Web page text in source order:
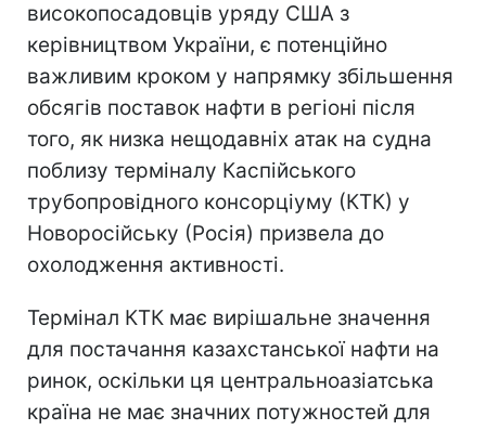
високопосадовців уряду США з
керівництвом України, є потенційно
важливим кроком у напрямку збільшення
обсягів поставок нафти в регіоні після
того, як низка нещодавніх атак на судна
поблизу терміналу Каспійського
трубопровідного консорціуму (КТК) у
Новоросійську (Росія) призвела до
охолодження активності.
Термінал КТК має вирішальне значення
для постачання казахстанської нафти на
ринок, оскільки ця центральноазіатська
країна не має значних потужностей для